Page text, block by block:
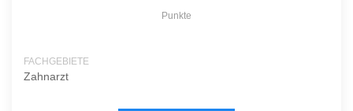
Punkte
FACHGEBIETE
Zahnarzt